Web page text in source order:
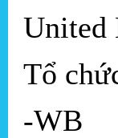
United
Tổ
-